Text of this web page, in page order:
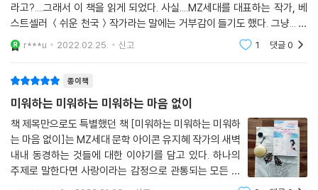
저자는 지난 책에서 ‘사랑해, 라는 말은 이미 들어봤다며 마다하는 사람은
없는 것처럼’이라는 말로 첫 장을 열었다. 그의 연장선으로 사랑이란 언제
나 더 주어야 하는 것, 더 받아야 하는 것, 그러므로 모두에게 공평하게 듬
년’으로 자랐다. 그리고 이제 ‘사랑을 전파하는 어른’으로 이직을 노리고 있
다. 그의 소망은 단 하나, 이 책을 통해 사랑의 전파자가 늘어났으면 하는
마음이다. 그의 경험을 통해 단언컨대, 사랑의 전망은 앞으로도 밝을 것이
므로.
“
이런 생각들을 쌓아가며 이 책을 썼다.
라고?....그래서 이 책을 읽게 되었다. 사실....MZ세대를 대표하는 작가, 베
스트셀러 ＜쉬운 천국＞작가라는 말에는 거부감이 들기도 했다. 그냥... 내
가 공감 못 하면.. 진짜 나는 옛날 사람인거 인증하는 셈일까봐 겁이 나기도
r***u 2022.02.25. 신고 1 댓글0
종이책
미워하는 미워하는 미워하는 마음 없이
책 제목만으로도 특별했던 책 [미워하는 미워하는 미워하
는 마음 없이]는 MZ세대 문학 아이콘 유지혜 작가의 새벽
내내 동경하는 것들에 대한 이야기를 담고 있다. 하나의
주제로 말한다면 사랑이라는 감정으로 관통되는 모든 것
들에 대한 이야기다. 자신의 인생에서, 주변인들로부터,